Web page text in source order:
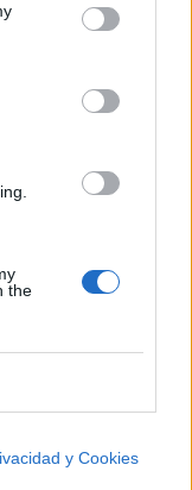
the
y Cookies
Pesado)